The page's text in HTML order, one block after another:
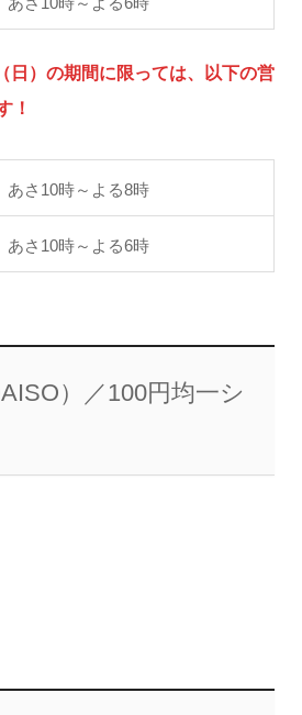
日）の期間に限っては、以下の営
！
あさ10時～よる8時
あさ10時～よる6時
）／100円均一シ